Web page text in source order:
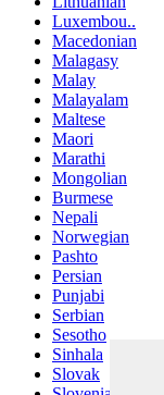
Luxembou..
Macedonian
Malagasy
Malay
Malayalam
Maltese
Maori
Marathi
Mongolian
Burmese
Nepali
Norwegian
Pashto
Persian
Punjabi
Serbian
Sesotho
Sinhala
Slovak